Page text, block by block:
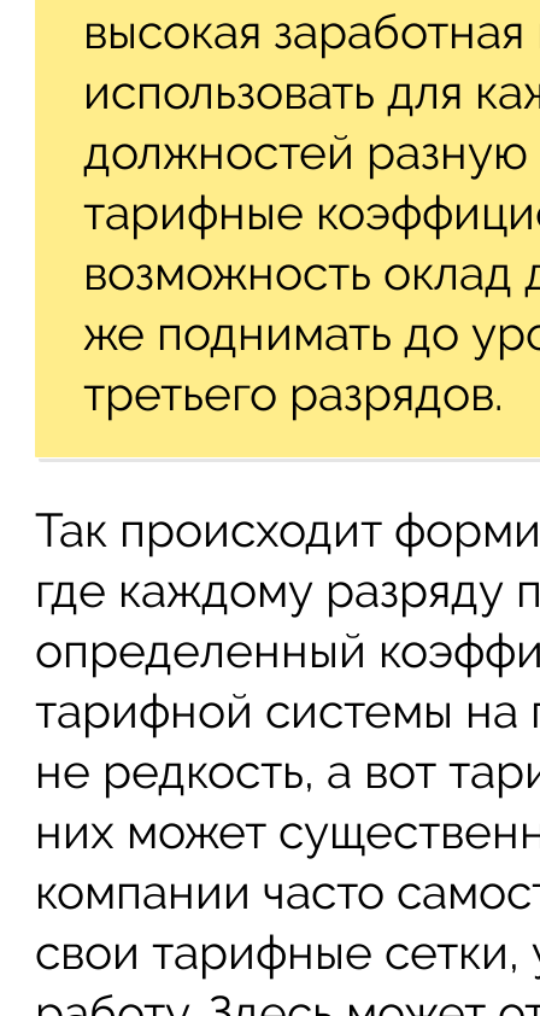
высокая
использовать для
должностей
тарифные
возможность оклад
же поднимать до
третьего разрядов.
Так происходит
где каждому разряду
определенный
тарифной системы на
не редкость, а вот
них может
компании часто
свои тарифные сетки,